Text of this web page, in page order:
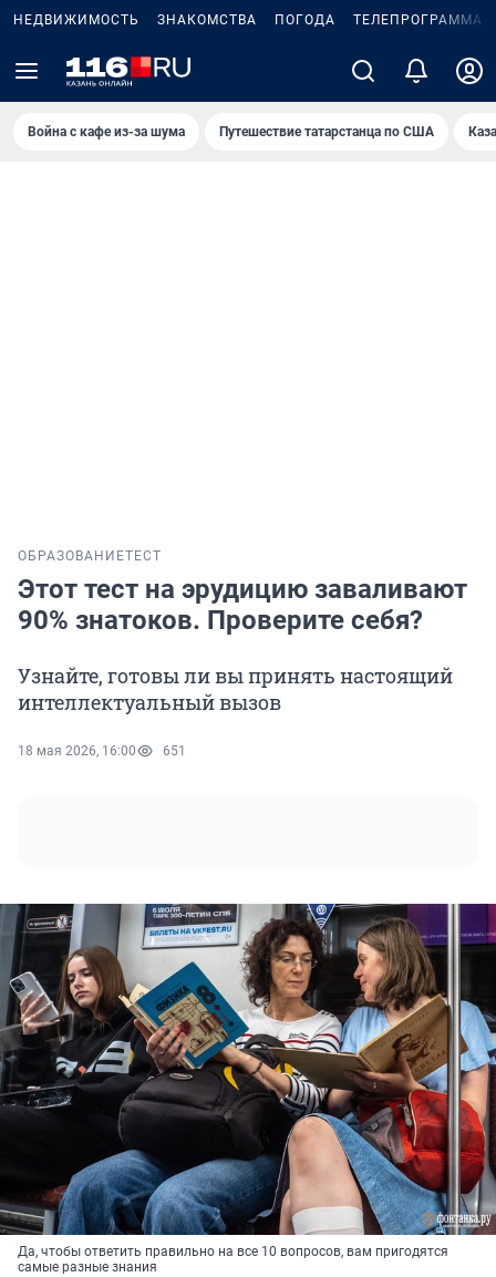
НЕДВИЖИМОСТЬ ЗНАКОМСТВА ПОГОДА ТЕЛЕПРОГРАММА
Война с кафе из-за шума Путешествие татарстанца по США
ОБРАЗОВАНИЕТЕСТ
Этот тест на эрудицию заваливают
90% знатоков. Проверите себя?
Узнайте, готовы ли вы принять настоящий
интеллектуальный вызов
18 мая 2026, 16:00 651
Да, чтобы ответить правильно на все 10 вопросов, вам пригодятся
самые разные знания